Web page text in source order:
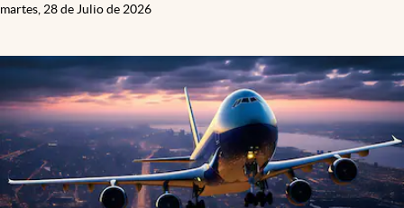
martes, 28 de Julio de 2026